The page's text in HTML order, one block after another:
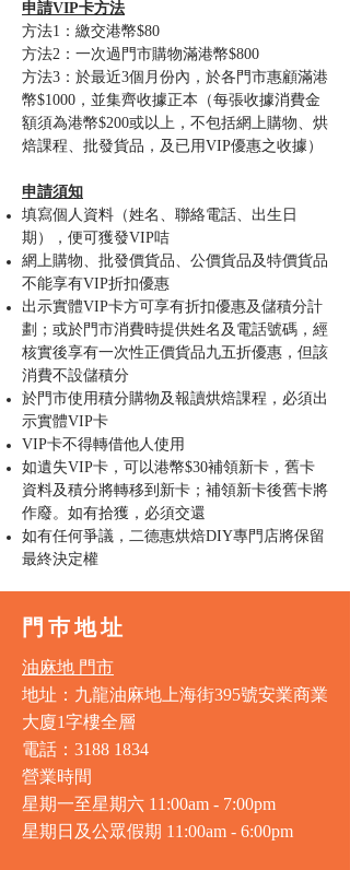
申請VIP卡方法
方法1：繳交港幣$80
方法2：一次過門市購物滿港幣$800
方法3：於最近3個月份內，於各門市惠顧滿港
幣$1000，並集齊收據正本（每張收據消費金
額須為港幣$200或以上，不包括網上購物、烘
焙課程、批發貨品，及已用VIP優惠之收據）
申請須知
填寫個人資料（姓名、聯絡電話、出生日
期），便可獲發VIP咭
網上購物、批發價貨品、公價貨品及特價貨品
不能享有VIP折扣優惠
出示實體VIP卡方可享有折扣優惠及儲積分計
劃；或於門市消費時提供姓名及電話號碼，經
核實後享有一次性正價貨品九五折優惠，但該
消費不設儲積分
於門市使用積分購物及報讀烘焙課程，必須出
示實體VIP卡
VIP卡不得轉借他人使用
如遺失VIP卡，可以港幣$30補領新卡，舊卡
資料及積分將轉移到新卡；補領新卡後舊卡將
作廢。如有拾獲，必須交還
如有任何爭議，二德惠烘焙DIY專門店將保留
最終決定權
門巿地址
油麻地 門市
地址：九龍油麻地上海街395號安業商業
大廈1字樓全層
電話：3188 1834
營業時間
星期一至星期六 11:00am - 7:00pm
星期日及公眾假期 11:00am - 6:00pm